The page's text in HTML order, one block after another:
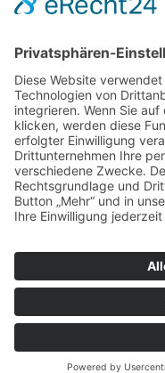
ZUR ANMELDUNG
Redaktion
Centrum Bavaria
Dr. Veronika Hofinger
Freyung 1, 92539
Tel.:+49 (0)9674 / 92
bbkult.net